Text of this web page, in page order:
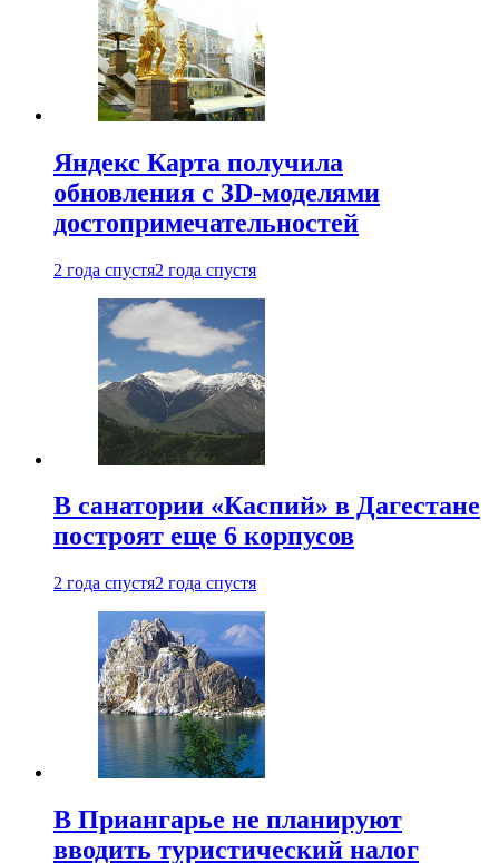
Яндекс Карта получила
обновления с 3D-моделями
достопримечательностей
2 года спустя2 года спустя
В санатории «Каспий» в Дагестане
построят еще 6 корпусов
2 года спустя2 года спустя
В Приангарье не планируют
вводить туристический налог